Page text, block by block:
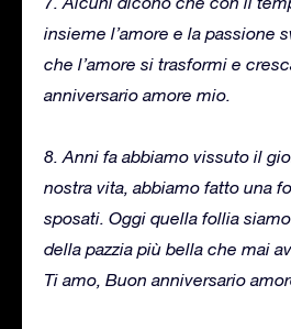
insieme l’amore e la passione
che l’amore si trasformi e
anniversario amore mio.
8. Anni fa abbiamo vissuto il
nostra vita, abbiamo fatto una
sposati. Oggi quella follia
della pazzia più bella che mai
Ti amo, Buon anniversario